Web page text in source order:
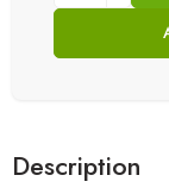
Description